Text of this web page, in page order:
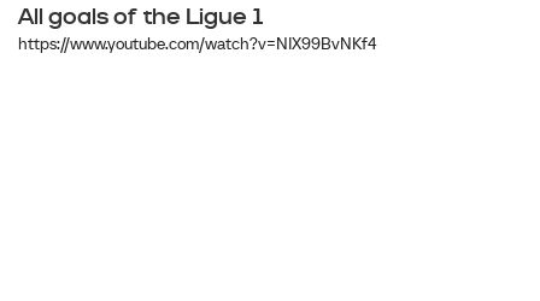
All goals of the Ligue 1
https://www.youtube.com/watch?v=NIX99BvNKf4